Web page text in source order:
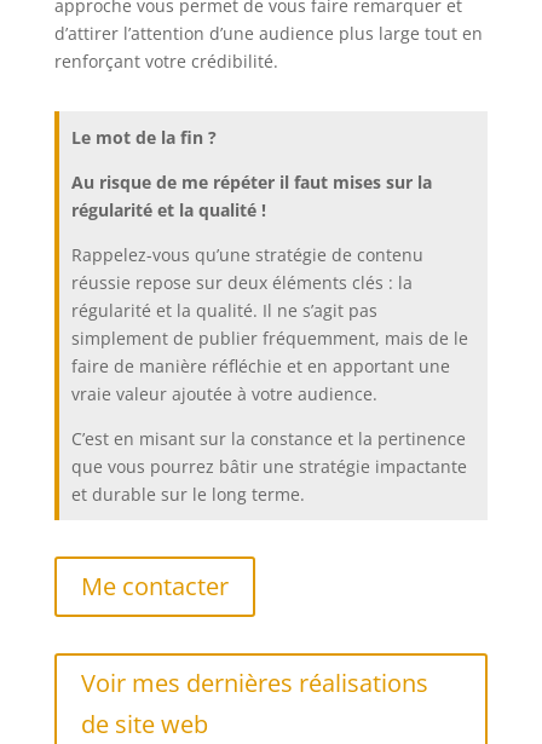
approche vous permet de vous faire remarquer et
d’attirer l’attention d’une audience plus large tout en
renforçant votre crédibilité.
Le mot de la fin ?
Au risque de me répéter il faut mises sur la
régularité et la qualité !
Rappelez-vous qu’une stratégie de contenu
réussie repose sur deux éléments clés : la
régularité et la qualité. Il ne s’agit pas
simplement de publier fréquemment, mais de le
faire de manière réfléchie et en apportant une
vraie valeur ajoutée à votre audience.
C’est en misant sur la constance et la pertinence
que vous pourrez bâtir une stratégie impactante
et durable sur le long terme.
Me contacter
Voir mes dernières réalisations
de site web